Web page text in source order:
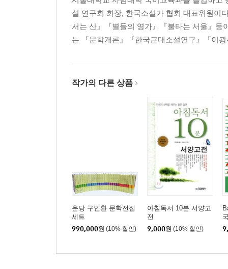
설 연구회 회장, 한국소설가 협회 대표위원이
서는 산』『별들의 영가』『불타는 서울』
는 『문학개론』『한국근대소설연구』『이
작가의 다른 상품
운당 구인환 문학전집
세트
990,000원 (10% 할인)
아침독서 10분 서양고
전
9,000원 (10% 할인)